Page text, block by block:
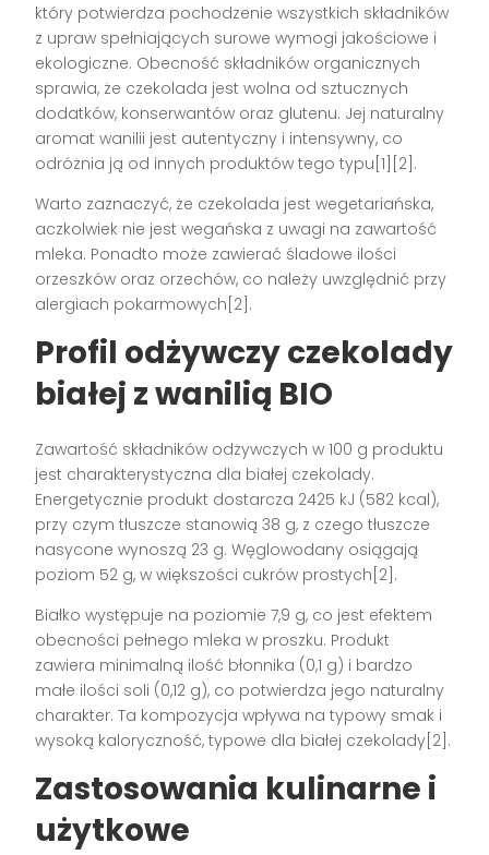
który potwierdza pochodzenie wszystkich składników
z upraw spełniających surowe wymogi jakościowe i
ekologiczne. Obecność składników organicznych
sprawia, że czekolada jest wolna od sztucznych
dodatków, konserwantów oraz glutenu. Jej naturalny
aromat wanilii jest autentyczny i intensywny, co
odróżnia ją od innych produktów tego typu[1][2].
Warto zaznaczyć, że czekolada jest wegetariańska,
aczkolwiek nie jest wegańska z uwagi na zawartość
mleka. Ponadto może zawierać śladowe ilości
orzeszków oraz orzechów, co należy uwzględnić przy
alergiach pokarmowych[2].
Profil odżywczy czekolady
białej z wanilią BIO
Zawartość składników odżywczych w 100 g produktu
jest charakterystyczna dla białej czekolady.
Energetycznie produkt dostarcza 2425 kJ (582 kcal),
przy czym tłuszcze stanowią 38 g, z czego tłuszcze
nasycone wynoszą 23 g. Węglowodany osiągają
poziom 52 g, w większości cukrów prostych[2].
Białko występuje na poziomie 7,9 g, co jest efektem
obecności pełnego mleka w proszku. Produkt
zawiera minimalną ilość błonnika (0,1 g) i bardzo
małe ilości soli (0,12 g), co potwierdza jego naturalny
charakter. Ta kompozycja wpływa na typowy smak i
wysoką kaloryczność, typowe dla białej czekolady[2].
Zastosowania kulinarne i
użytkowe